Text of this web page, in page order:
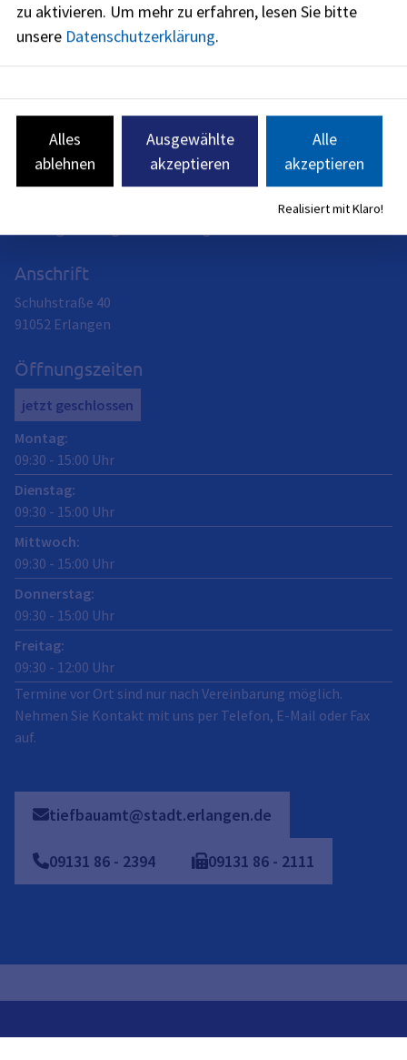
Tiefbauamt
Das Tiefbauamt der Stadt Erlangen ist in seiner Funktion als
Straßenbaulastträger zuständig für Planung und Bau, den
Betrieb und den Erhalt sowie die Verwaltung der öffentlich
gewidmeten Verkehrsflächen mit den dazugehörenden
Bauwerken, sonstigen Verkehrsanlagen und
Verkehrseinrichtungen einschließlich Beleuchtung,
Anschrift
Schuhstraße 40
91052 Erlangen
Öffnungszeiten
jetzt geschlossen
Montag:
09:30 - 15:00 Uhr
Dienstag:
09:30 - 15:00 Uhr
Mittwoch:
09:30 - 15:00 Uhr
Donnerstag:
09:30 - 15:00 Uhr
Freitag:
09:30 - 12:00 Uhr
Termine vor Ort sind nur nach Vereinbarung möglich.
Nehmen Sie Kontakt mit uns per Telefon, E-Mail oder Fax
auf.
tiefbauamt@stadt.erlangen.de
09131 86 - 2394 09131 86 - 2111
zu aktivieren. Um mehr zu erfahren, lesen Sie bitte
unsere Datenschutzerklärung.
Alles
ablehnen
Ausgewählte
akzeptieren
Alle
akzeptieren
Realisiert mit Klaro!